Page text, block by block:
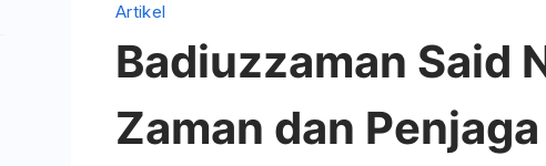
Artikel
Badiuzzaman Said
Zaman dan